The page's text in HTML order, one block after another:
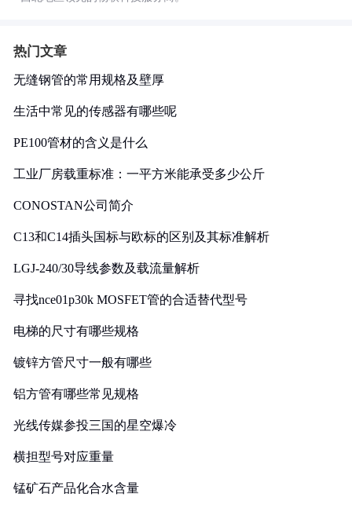
热门文章
无缝钢管的常用规格及壁厚
生活中常见的传感器有哪些呢
PE100管材的含义是什么
工业厂房载重标准：一平方米能承受多少公斤
CONOSTAN公司简介
C13和C14插头国标与欧标的区别及其标准解析
LGJ-240/30导线参数及载流量解析
寻找nce01p30k MOSFET管的合适替代型号
电梯的尺寸有哪些规格
镀锌方管尺寸一般有哪些
铝方管有哪些常见规格
光线传媒参投三国的星空爆冷
横担型号对应重量
锰矿石产品化合水含量